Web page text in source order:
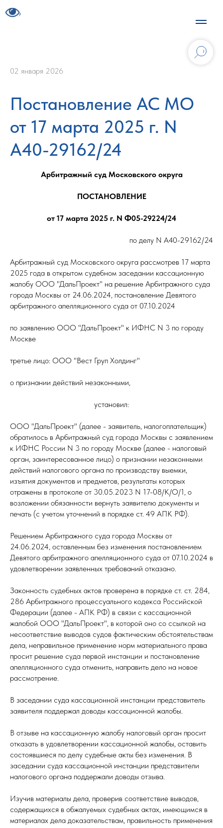
02 января 2026
Постановление АС МО
от 17 марта 2025 г. N
А40-29162/24
Арбитражный суд Московского округа
ПОСТАНОВЛЕНИЕ
от 17 марта 2025 г. N Ф05-29224/24
по делу N А40-29162/24
Арбитражный суд Московского округа рассмотрев 17 марта
2025 года в открытом судебном заседании кассационную
жалобу ООО "ДальПроект" на решение Арбитражного суда
города Москвы от 24.06.2024, постановление Девятого
арбитражного апелляционного суда от 07.10.2024
по заявлению ООО "ДальПроект" к ИФНС N 3 по городу
Москве
третье лицо: ООО "Вест Груп Холдинг"
о признании действий незаконными,
установил:
ООО "ДальПроект" (далее - заявитель, налогоплательщик)
обратилось в Арбитражный суд города Москвы с заявлением
к ИФНС России N 3 по городу Москве (далее - налоговый
орган, заинтересованное лицо) о признании незаконными
действий налогового органа по производству выемки,
изъятия документов и предметов, результаты которых
отражены в протоколе от 30.05.2023 N 17-08/К/О/1, о
возложении обязанности вернуть заявителю документы и
печать (с учетом уточнений в порядке ст. 49 АПК РФ).
Решением Арбитражного суда города Москвы от
24.06.2024, оставленным без изменения постановлением
Девятого арбитражного апелляционного суда от 07.10.2024 в
удовлетворении заявленных требований отказано.
Законность судебных актов проверена в порядке ст. ст. 284,
286 Арбитражного процессуального кодекса Российской
Федерации (далее - АПК РФ) в связи с кассационной
жалобой ООО "ДальПроект", в которой оно со ссылкой на
несоответствие выводов судов фактическим обстоятельствам
дела, неправильное применение норм материального права
просит решение суда первой инстанции и постановление
апелляционного суда отменить, направить дело на новое
рассмотрение.
В заседании суда кассационной инстанции представитель
заявителя поддержал доводы кассационной жалобы.
В отзыве на кассационную жалобу налоговый орган просит
отказать в удовлетворении кассационной жалобы, оставить
состоявшиеся по делу судебные акты без изменения. В
заседании суда кассационной инстанции представители
налогового органа поддержали доводы отзыва.
Изучив материалы дела, проверив соответствие выводов,
содержащихся в обжалуемых судебных актах, имеющимся в
материалах дела доказательствам, правильность применения